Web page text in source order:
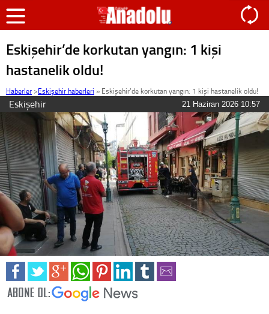
Eskişehir’de korkutan yangın: 1 kişi
hastanelik oldu!
Haberler >Eskişehir haberleri » Eskişehir’de korkutan yangın: 1 kişi hastanelik oldu!
Eskişehir 21 Haziran 2026 10:57